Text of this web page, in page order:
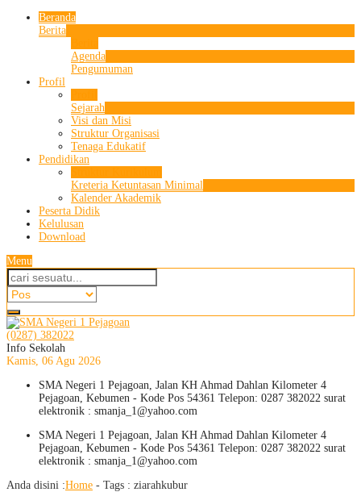
Beranda
Berita
Agenda
Pengumuman
Profil
Sejarah
Visi dan Misi
Struktur Organisasi
Tenaga Edukatif
Pendidikan
Kreteria Ketuntasan Minimal
Kalender Akademik
Peserta Didik
Kelulusan
Download
Menu
(0287) 382022
Info Sekolah
Kamis, 06 Agu 2026
SMA Negeri 1 Pejagoan, Jalan KH Ahmad Dahlan Kilometer 4
Pejagoan, Kebumen - Kode Pos 54361 Telepon: 0287 382022 surat
elektronik : smanja_1@yahoo.com
SMA Negeri 1 Pejagoan, Jalan KH Ahmad Dahlan Kilometer 4
Pejagoan, Kebumen - Kode Pos 54361 Telepon: 0287 382022 surat
elektronik : smanja_1@yahoo.com
Anda disini :Home - Tags : ziarahkubur